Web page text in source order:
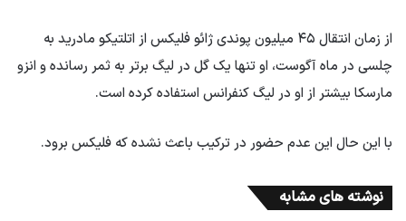
از زمان انتقال ۴۵ میلیون پوندی ژائو فلیکس از اتلتیکو مادرید به
چلسی در ماه آگوست، او تنها یک گل در لیگ برتر به ثمر رسانده و انزو
مارسکا بیشتر از او در لیگ کنفرانس استفاده کرده است.
با این حال این عدم حضور در ترکیب باعث نشده که فلیکس برود.
نوشته های مشابه